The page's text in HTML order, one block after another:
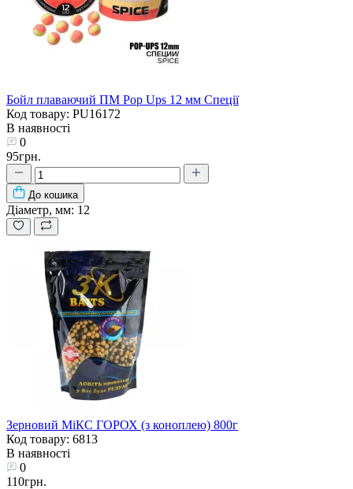
Бойл плаваючий ПМ Pop Ups 12 мм Спеції
Код товару: PU16172
В наявності
0
95грн.
До кошика
Діаметр, мм: 12
Зерновий МіКС ГОРОХ (з коноплею) 800г
Код товару: 6813
В наявності
0
110грн.